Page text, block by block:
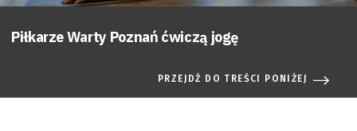
Piłkarze Warty Poznań ćwiczą jogę
PRZEJDŹ DO TREŚCI PONIŻEJ